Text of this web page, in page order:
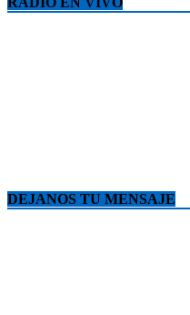
DEJANOS TU MENSAJE